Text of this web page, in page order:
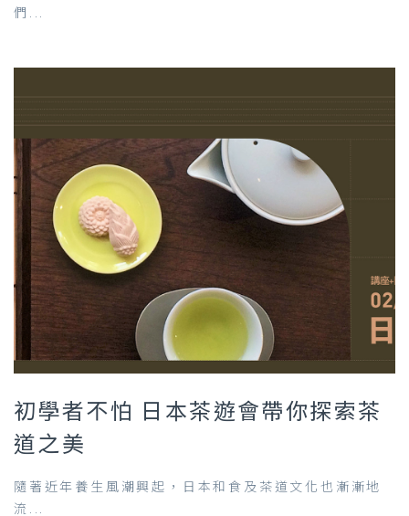
們...
初學者不怕 日本茶遊會帶你探索茶
道之美
隨著近年養生風潮興起，日本和食及茶道文化也漸漸地
流...